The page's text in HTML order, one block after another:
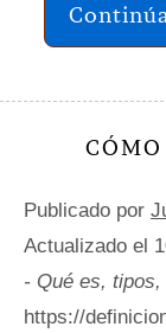
Publicado por
Actualizado el
- Qué es,
https://